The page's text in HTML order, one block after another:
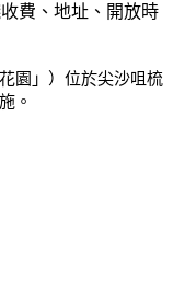
費、地址、開放時
園」 ）位於尖沙咀梳
。